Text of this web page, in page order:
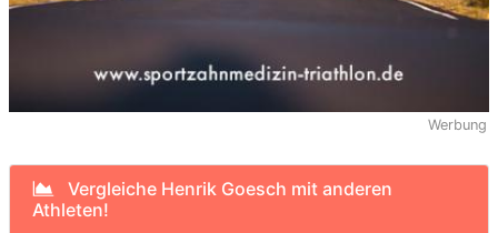
Werbung
Vergleiche Henrik Goesch mit anderen
Athleten!